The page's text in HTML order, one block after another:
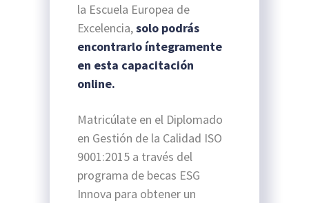
la Escuela Europea de
Excelencia,solo podrás
encontrarlo íntegramente
en esta capacitación
online.
Matricúlate en el Diplomado
en Gestión de la Calidad ISO
9001:2015 a través del
programa de becas ESG
Innova para obtener un